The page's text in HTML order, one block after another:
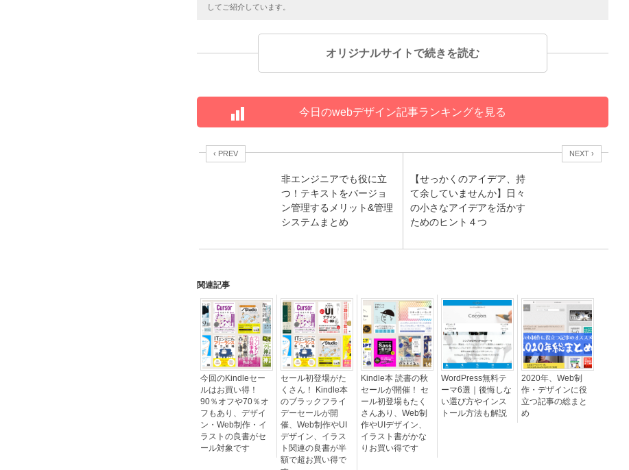
してご紹介しています。
オリジナルサイトで続きを読む
今日のwebデザイン記事ランキングを見る
‹ PREV
非エンジニアでも役に立
つ！テキストをバージョ
ン管理するメリット&管理
システムまとめ
NEXT ›
【せっかくのアイデア、持
て余していませんか】日々
の小さなアイデアを活かす
ためのヒント４つ
関連記事
今回のKindleセー
ルはお買い得！
90％オフや70％オ
フもあり、デザイ
ン・Web制作・イ
ラストの良書がセ
ール対象です
セール初登場がた
くさん！ Kindle本
のブラックフライ
デーセールが開
催、Web制作やUI
デザイン、イラス
ト関連の良書が半
額で超お買い得で
Kindle本 読書の秋
セールが開催！ セ
ール初登場もたく
さんあり、Web制
作やUIデザイン、
イラスト書がかな
りお買い得です
WordPress無料テ
ーマ6選｜後悔しな
い選び方やインス
トール方法も解説
2020年、Web制
作・デザインに役
立つ記事の総まと
め